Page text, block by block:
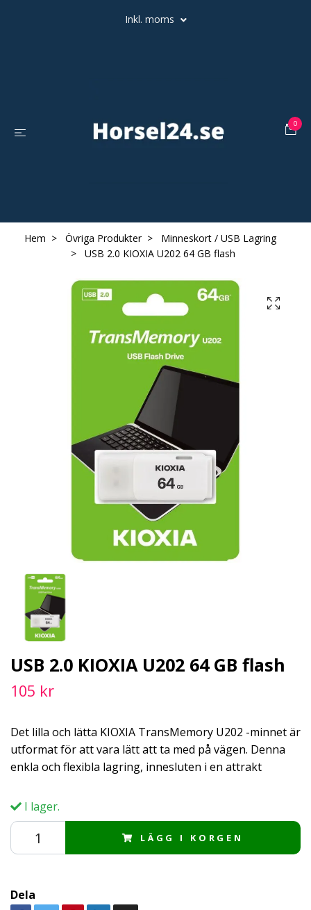
Inkl. moms
0
Hem Övriga Produkter
Minneskort / USB Lagring
USB 2.0 KIOXIA U202 64 GB flash
USB 2.0 KIOXIA U202 64 GB flash
105 kr
Det lilla och lätta KIOXIA TransMemory U202 -minnet är
utformat för att vara lätt att ta med på vägen. Denna
enkla och flexibla lagring, innesluten i en attrakt
I lager.
LÄGG I KORGEN
Dela